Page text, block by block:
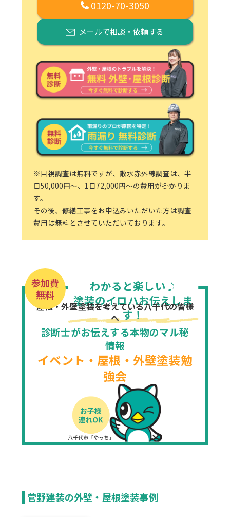
0120-70-3050
メールで相談・依頼する
※目視調査は無料ですが、散水赤外線調査は、半
日50,000円～、1日72,000円～の費用が掛かりま
す。
その後、修繕工事をお申込みいただいた方は調査
費用は無料とさせていただいております。
わかると楽しい♪
塗装のイロハお伝えしま
す！
参加費
無料
屋根・外壁塗装を考えている八千代の皆様
へ
診断士がお伝えする本物のマル秘
情報
イベント・屋根・外壁塗装勉
強会
菅野建装の外壁・屋根塗装事例